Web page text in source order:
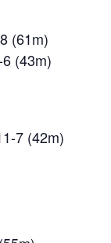
(61m)
(43m)
7 (42m)